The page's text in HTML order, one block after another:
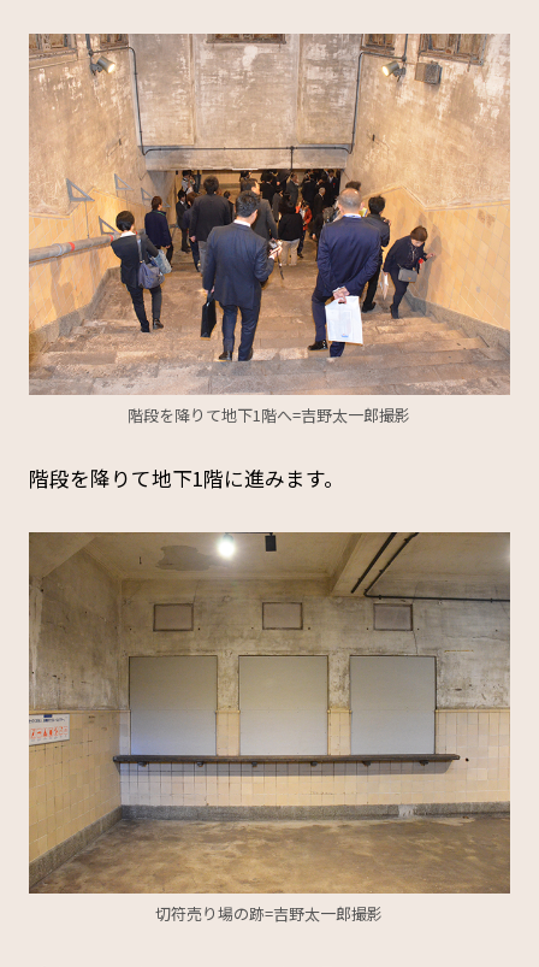
階段を降りて地下1階へ=吉野太一郎撮影
階段を降りて地下1階に進みます。
切符売り場の跡=吉野太一郎撮影